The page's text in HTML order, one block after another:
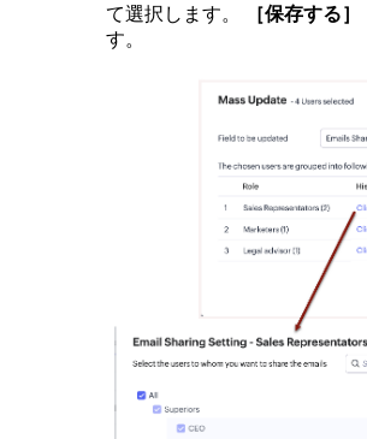
て選択します。
［保存する］
す。